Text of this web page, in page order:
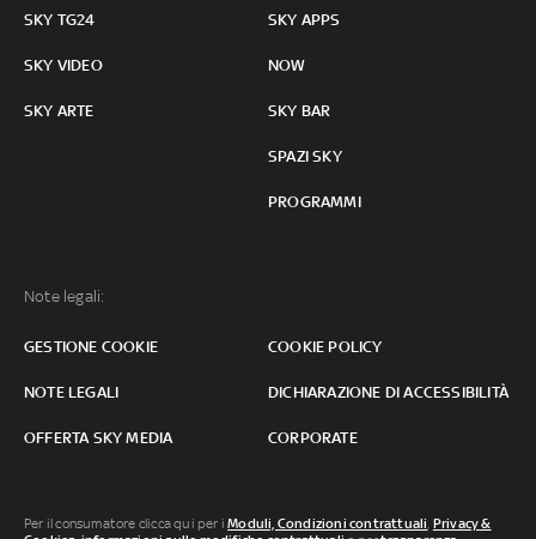
SKY TG24
SKY VIDEO
SKY ARTE
SKY APPS
NOW
SKY BAR
SPAZI SKY
PROGRAMMI
Note legali:
GESTIONE COOKIE COOKIE POLICY
NOTE LEGALI DICHIARAZIONE DI ACCESSIBILITÀ
OFFERTA SKY MEDIA CORPORATE
Per il consumatore clicca qui per iModuli, Condizioni contrattuali, Privacy &